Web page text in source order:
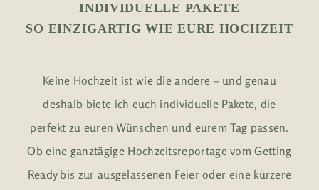
INDIVIDUELLE PAKETE
SO EINZIGARTIG WIE EURE HOCHZEIT
Keine Hochzeit ist wie die andere – und genau
deshalb biete ich euch individuelle Pakete, die
perfekt zu euren Wünschen und eurem Tag passen.
Ob eine ganztägige Hochzeitsreportage vom Getting
Ready bis zur ausgelassenen Feier oder eine kürzere